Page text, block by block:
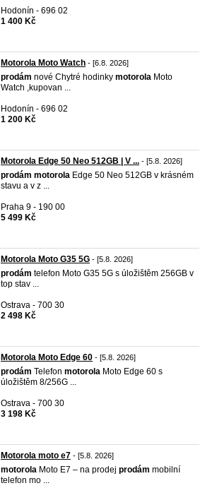
Hodonín - 696 02
1 400 Kč
Motorola Moto Watch - [6.8. 2026]
prodám nové Chytré hodinky motorola Moto
Watch ,kupovan ...
Hodonín - 696 02
1 200 Kč
Motorola Edge 50 Neo 512GB | V ... - [5.8. 2026]
prodám motorola Edge 50 Neo 512GB v krásném
stavu a v z ...
Praha 9 - 190 00
5 499 Kč
Motorola Moto G35 5G - [5.8. 2026]
prodám telefon Moto G35 5G s úložištěm 256GB v
top stav ...
Ostrava - 700 30
2 498 Kč
Motorola Moto Edge 60 - [5.8. 2026]
prodám Telefon motorola Moto Edge 60 s
úložištěm 8/256G ...
Ostrava - 700 30
3 198 Kč
Motorola moto e7 - [5.8. 2026]
motorola Moto E7 – na prodej prodám mobilní
telefon mo ...